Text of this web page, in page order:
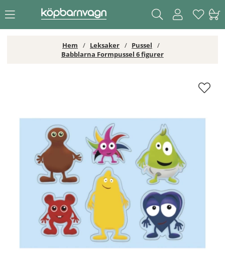
Hem Leksaker
Pussel
Babblarna Formpussel 6 figurer